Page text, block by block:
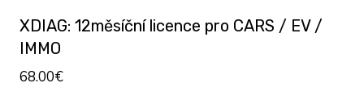
XDIAG: 12měsíční licence pro CARS / EV /
IMMO
68.00€